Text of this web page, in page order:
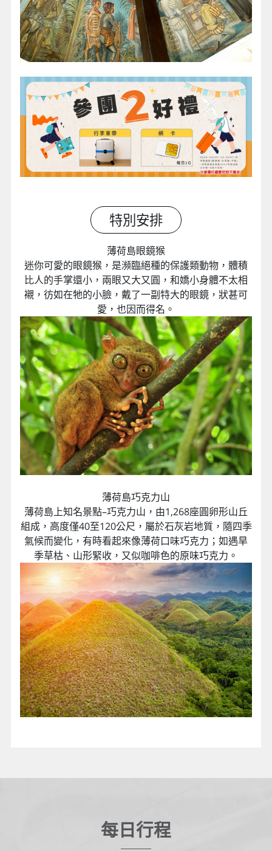
特別安排
薄荷島眼鏡猴
迷你可愛的眼鏡猴，是瀕臨絕種的保護類動物，體積
比人的手掌還小，兩眼又大又圓，和嬌小身體不太相
襯，彷如在牠的小臉，戴了一副特大的眼鏡，狀甚可
愛，也因而得名。
薄荷島巧克力山
薄荷島上知名景點–巧克力山，由1,268座圓卵形山丘
組成，高度僅40至120公尺，屬於石灰岩地質，隨四季
氣候而變化，有時看起來像薄荷口味巧克力；如遇旱
季草枯、山形緊收，又似咖啡色的原味巧克力。
每日行程